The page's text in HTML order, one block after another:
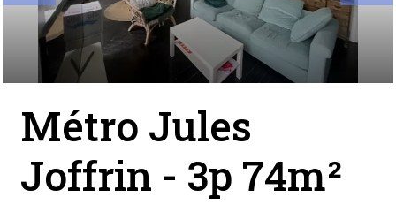
Métro Jules
Joffrin - 3p 74m²